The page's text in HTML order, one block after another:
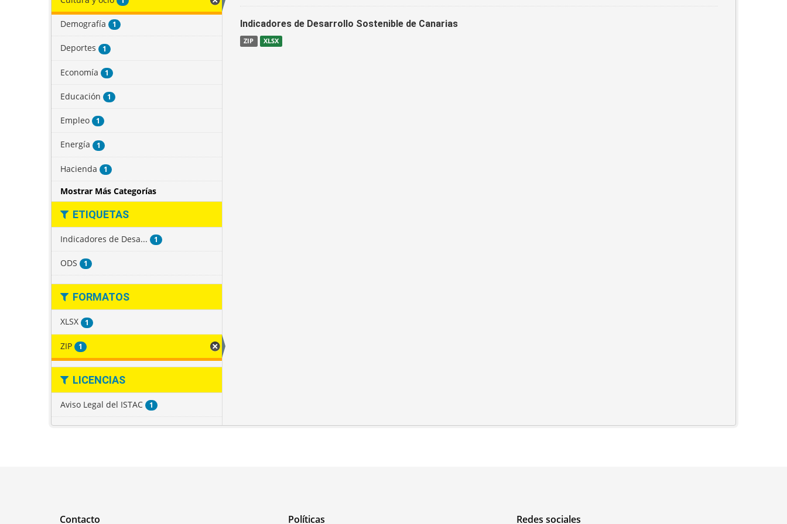
Demografía 1
Deportes 1
Economía 1
Educación 1
Empleo 1
Energía 1
Hacienda 1
Mostrar Más Categorías
ETIQUETAS
Indicadores de Desa... 1
ODS 1
FORMATOS
XLSX 1
ZIP 1
LICENCIAS
Aviso Legal del ISTAC 1
Indicadores de Desarrollo Sostenible de Canarias
ZIP XLSX
Contacto Políticas Redes sociales